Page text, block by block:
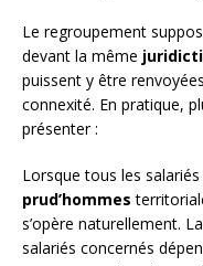
Le regroupement
devant la même
puissent y être
connexité. En pratique,
présenter :
Lorsque tous les
prud’hommes
s’opère naturellement.
salariés concernés